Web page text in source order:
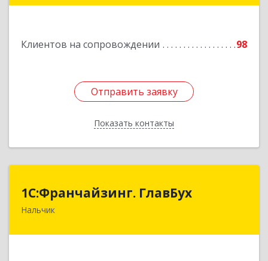
Клиентов на сопровождении 98
Отправить заявку
Показать контакты
Отправить заявку
Назад
1С:Франчайзинг. ГлавБух
Нальчик
1С:Франчайзинг. ГлавБух
360000, Кабардино-Балкарская Респ, Нальчик г,